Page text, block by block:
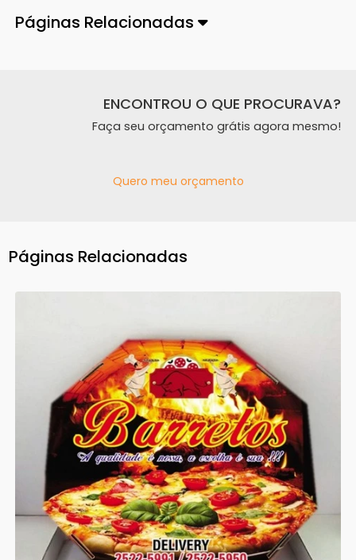
Páginas Relacionadas
ENCONTROU O QUE PROCURAVA?
Faça seu orçamento grátis agora mesmo!
Quero meu orçamento
Páginas Relacionadas